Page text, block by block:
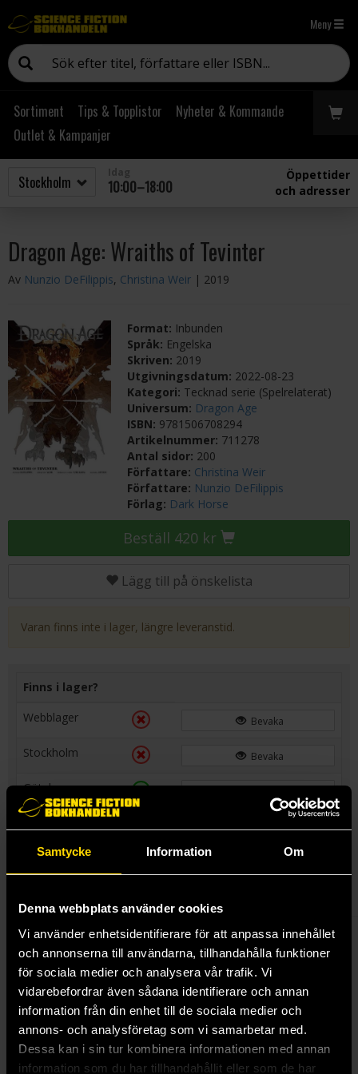
Samtycke Information Om
Denna webbplats använder cookies
Vi använder enhetsidentifierare för att anpassa innehållet
och annonserna till användarna, tillhandahålla funktioner
för sociala medier och analysera vår trafik. Vi
vidarebefordrar även sådana identifierare och annan
information från din enhet till de sociala medier och
annons- och analysföretag som vi samarbetar med.
Dessa kan i sin tur kombinera informationen med annan
information som du har tillhandahållit eller som de har
Meny
Sortiment Tips & Topplistor
Nyheter & Kommande
Outlet & Kampanjer
10:00–18:00
Öppettider
och adresser
Dragon Age: Wraiths of Tevinter
Av Nunzio DeFilippis, Christina Weir | 2019
Format: Inbunden
Språk: Engelska
Skriven: 2019
Utgivningsdatum: 2022-08-23
Kategori: Tecknad serie (Spelrelaterat)
Universum: Dragon Age
ISBN: 9781506708294
Artikelnummer: 711278
Antal sidor: 200
Författare: Christina Weir
Författare: Nunzio DeFilippis
Förlag: Dark Horse
Beställ 420 kr
Lägg till på önskelista
Varan finns inte i lager, längre leveranstid.
Finns i lager?
Webblager
Bevaka
Stockholm Bevaka
Göteborg
Hämta i butik
Linköping
The trilogy that pits Fenris and the Inquisition against the
Venatori for the fate of Thedas collected in a deluxe, oversized
hardcover!
BioWare's award-winning game of the year dark fantasy RPG
Dragon Age: Inquisition gets a canonical continuation in this
collection of Dragon Age: Deception, Dragon Age: Blue Wraith,
and Dragon Age: Dark Fortress.